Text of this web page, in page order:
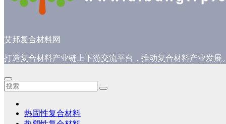
艾邦复合材料网
打造复合材料产业链上下游交流平台，推动复合材料产业发展
热固性复合材料